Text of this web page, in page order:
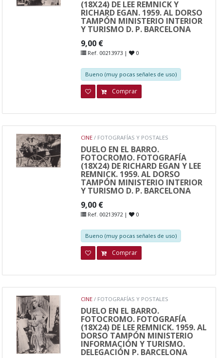
(18X24) DE LEE REMNICK Y
RICHARD EGAN. 1959. AL DORSO
TAMPÓN MINISTERIO INTERIOR
Y TURISMO D. P. BARCELONA
9,00 €
Ref. 00213973 | 0
Bueno (muy pocas señales de uso)
Comprar
CINE / FOTOGRAFÍAS Y POSTALES
DUELO EN EL BARRO.
FOTOCROMO. FOTOGRAFÍA
(18X24) DE RICHARD EGAN Y LEE
REMNICK. 1959. AL DORSO
TAMPÓN MINISTERIO INTERIOR
Y TURISMO D. P. BARCELONA
9,00 €
Ref. 00213972 | 0
Bueno (muy pocas señales de uso)
Comprar
CINE / FOTOGRAFÍAS Y POSTALES
DUELO EN EL BARRO.
FOTOCROMO. FOTOGRAFÍA
(18X24) DE LEE REMNICK. 1959. AL
DORSO TAMPÓN MINISTERIO
INFORMACIÓN Y TURISMO.
DELEGACIÓN P. BARCELONA